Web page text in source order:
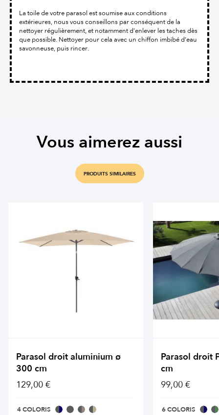
La toile de votre parasol est soumise aux conditions
extérieures, nous vous conseillons par conséquent de la
nettoyer régulièrement, et notamment d’enlever les taches dès
que possible. Nettoyer pour cela avec un chiffon imbibé d’eau
savonneuse, puis rincer.
Vous aimerez aussi
PRODUITS SIMILAIRES
Parasol droit aluminium ø
300 cm
129,00 €
4 COLORIS
Parasol droit
cm
99,00 €
6 COLORIS